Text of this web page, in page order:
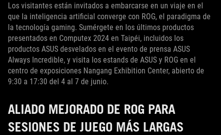
Los visitantes están invitados a embarcarse en un viaje en el
que la inteligencia artificial converge con ROG, el paradigma de
la tecnología gaming. Sumérgete en los últimos productos
presentados en Computex 2024 en Taipéi, incluidos los
productos ASUS desvelados en el evento de prensa ASUS
Always Incredible, y visita los estands de ASUS y ROG en el
centro de exposiciones Nangang Exhibition Center, abierto de
9:30 a 17:30 del 4 al 7 de junio.
ALIADO MEJORADO DE ROG PARA
SESIONES DE JUEGO MÁS LARGAS